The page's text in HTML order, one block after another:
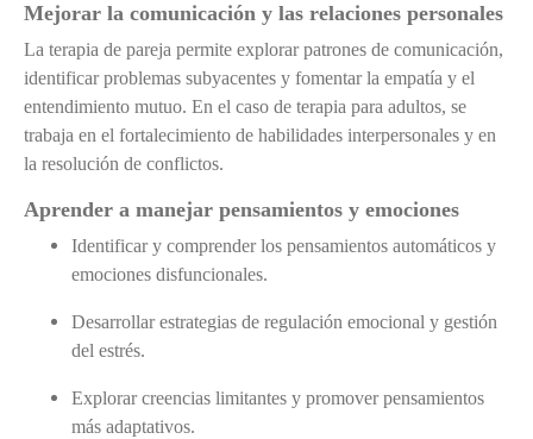
Mejorar la comunicación y las relaciones personales
La terapia de pareja permite explorar patrones de comunicación,
identificar problemas subyacentes y fomentar la empatía y el
entendimiento mutuo. En el caso de terapia para adultos, se
trabaja en el fortalecimiento de habilidades interpersonales y en
la resolución de conflictos.
Aprender a manejar pensamientos y emociones
Identificar y comprender los pensamientos automáticos y
emociones disfuncionales.
Desarrollar estrategias de regulación emocional y gestión
del estrés.
Explorar creencias limitantes y promover pensamientos
más adaptativos.